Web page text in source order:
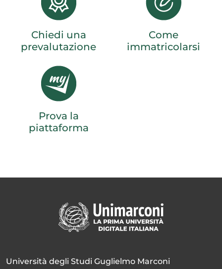
Chiedi una
prevalutazione
Come
immatricolarsi
Prova la
piattaforma
Università degli Studi Guglielmo Marconi